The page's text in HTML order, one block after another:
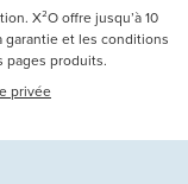
X²O offre jusqu’à 10
garantie et les conditions
pages produits.
privée